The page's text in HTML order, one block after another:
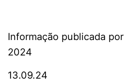
Informação publicada por
2024
13.09.24